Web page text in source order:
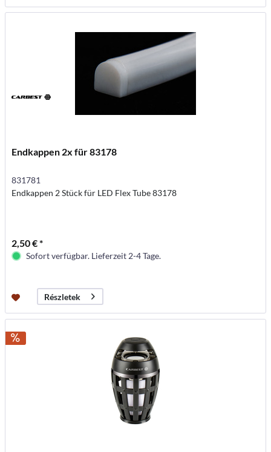
Endkappen 2x für 83178
831781
Endkappen 2 Stück für LED Flex Tube 83178
2,50 € *
Sofort verfügbar. Lieferzeit 2-4 Tage.
Részletek